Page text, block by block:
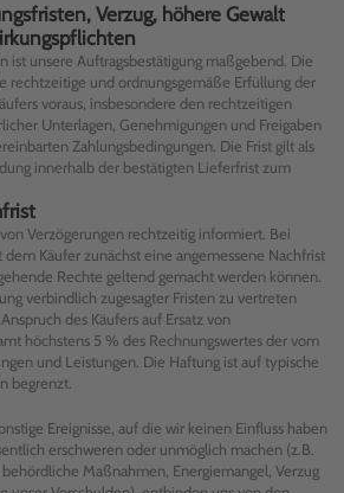
Verzug, höhere Gewalt
ist unsere Auftragsbestätigung maßgebend. Die
rechtzeitige und ordnungsgemäße Erfüllung der
voraus, insbesondere den rechtzeitigen
Unterlagen, Genehmigungen und Freigaben
Zahlungsbedingungen. Die Frist gilt als
innerhalb der bestätigten Lieferfrist zum
Verzögerungen rechtzeitig informiert. Bei
Käufer zunächst eine angemessene Nachfrist
Rechte geltend gemacht werden können.
verbindlich zugesagter Fristen zu vertreten
des Käufers auf Ersatz von
höchstens 5 % des Rechnungswertes der vom
und Leistungen. Die Haftung ist auf typische
begrenzt.
Ereignisse, auf die wir keinen Einfluss haben
erschweren oder unmöglich machen (z.B.
Maßnahmen, Energiemangel, Verzug